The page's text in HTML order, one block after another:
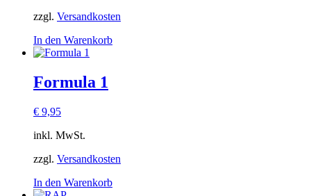
zzgl. Versandkosten
In den Warenkorb
Formula 1
€ 9,95
inkl. MwSt.
zzgl. Versandkosten
In den Warenkorb